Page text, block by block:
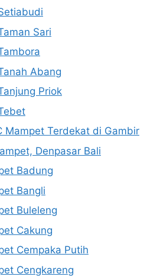
Sari
Abang
Priok
Mampet Terdekat di Gambir
Denpasar Bali
Badung
Bangli
Buleleng
Cakung
Cempaka Putih
Cengkareng